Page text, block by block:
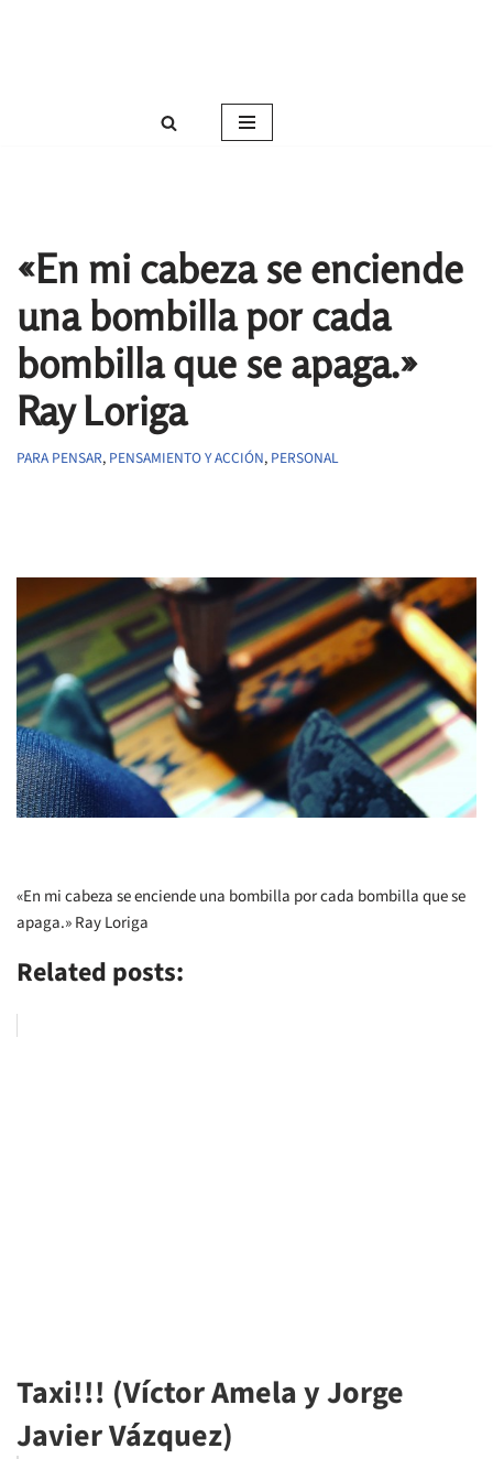
«En mi cabeza se enciende
una bombilla por cada
bombilla que se apaga.»
Ray Loriga
PARA PENSAR, PENSAMIENTO Y ACCIÓN, PERSONAL
«En mi cabeza se enciende una bombilla por cada bombilla que se
apaga.» Ray Loriga
Related posts:
Taxi!!! (Víctor Amela y Jorge
Javier Vázquez)